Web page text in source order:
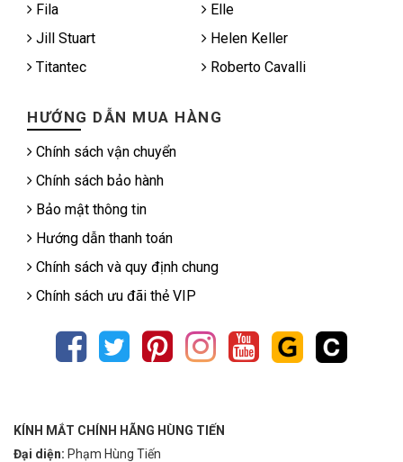
Fila
Elle
Jill Stuart
Helen Keller
Titantec
Roberto Cavalli
HƯỚNG DẪN MUA HÀNG
Chính sách vận chuyển
Chính sách bảo hành
Bảo mật thông tin
Hướng dẫn thanh toán
Chính sách và quy định chung
Chính sách ưu đãi thẻ VIP
KÍNH MẮT CHÍNH HÃNG HÙNG TIẾN
Đại diện: Phạm Hùng Tiến